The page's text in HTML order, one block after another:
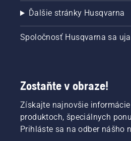
Ďalšie stránky Husqvarna
Spoločnosť Husqvarna sa
Zostaňte v obraze!
Získajte najnovšie
produktoch, špeciálnych
Prihláste sa na odber nášho